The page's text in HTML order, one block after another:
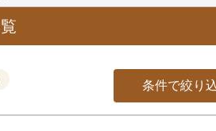
ッ
条件で絞り